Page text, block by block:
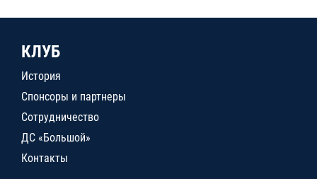
КЛУБ
История
Спонсоры и партнеры
Сотрудничество
ДС «Большой»
Контакты